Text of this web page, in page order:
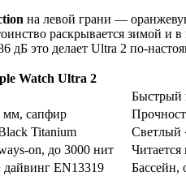
на левой грани —
раскрывается зимой
дБ это делает Ultra 2 по-
Watch Ultra 2
Быстрый
мм, сапфир
Titanium
Светлый
on, до 3000 нит
дайвинг EN13319
Бассейн,